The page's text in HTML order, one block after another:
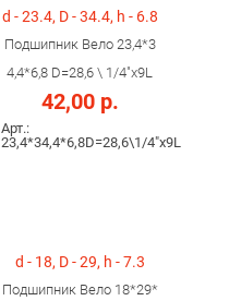
d - 23.4, D - 34.4, h - 6.8
Подшипник Вело 23,4*3
4,4*6,8 D=28,6 \ 1/4"х9L
42,00 р.
Арт.:
23,4*34,4*6,8D=28,6\1/4"х9L
d - 18, D - 29, h - 7.3
Подшипник Вело 18*29*